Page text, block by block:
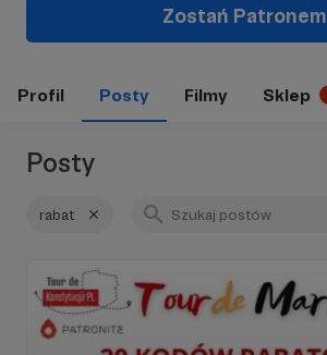
Zostań Patronem
Profil Posty Filmy Sklep
Posty
rabat